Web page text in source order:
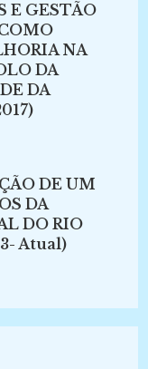
E GESTÃO
NA
DA
DA
DE UM
DA
DO RIO
Atual)